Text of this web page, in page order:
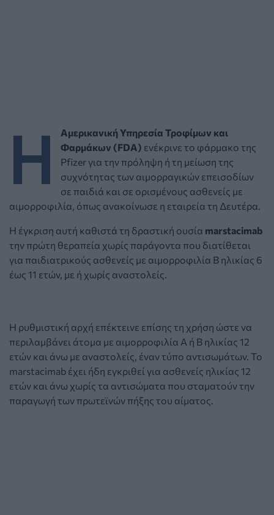
Η
Αμερικανική Υπηρεσία Τροφίμων και
Φαρμάκων (FDA) ενέκρινε το φάρμακο της
Pfizer για την πρόληψη ή τη μείωση της
συχνότητας των αιμορραγικών επεισοδίων
σε παιδιά και σε ορισμένους ασθενείς με
αιμορροφιλία, όπως ανακοίνωσε η εταιρεία τη Δευτέρα.
Η έγκριση αυτή καθιστά τη δραστική ουσία marstacimab
την πρώτη θεραπεία χωρίς παράγοντα που διατίθεται
για παιδιατρικούς ασθενείς με αιμορροφιλία Β ηλικίας 6
έως 11 ετών, με ή χωρίς αναστολείς.
Η ρυθμιστική αρχή επέκτεινε επίσης τη χρήση ώστε να
περιλαμβάνει άτομα με αιμορροφιλία Α ή Β ηλικίας 12
ετών και άνω με αναστολείς, έναν τύπο αντισωμάτων. Το
marstacimab έχει ήδη εγκριθεί για ασθενείς ηλικίας 12
ετών και άνω χωρίς τα αντισώματα που σταματούν την
παραγωγή των πρωτεϊνών πήξης του αίματος.